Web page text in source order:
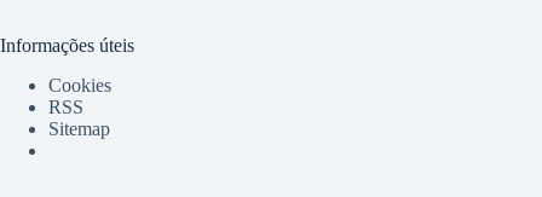
Informações úteis
Cookies
RSS
Sitemap